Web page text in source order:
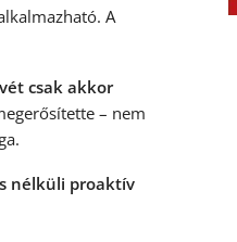
A
csak akkor
– nem
nélküli proaktív